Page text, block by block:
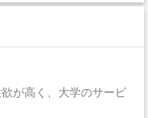
が高く、大学のサービ